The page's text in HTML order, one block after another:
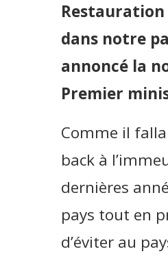
Restauration
dans notre
annoncé la
Premier
Comme il
back à
dernières
pays tout en
d’éviter au